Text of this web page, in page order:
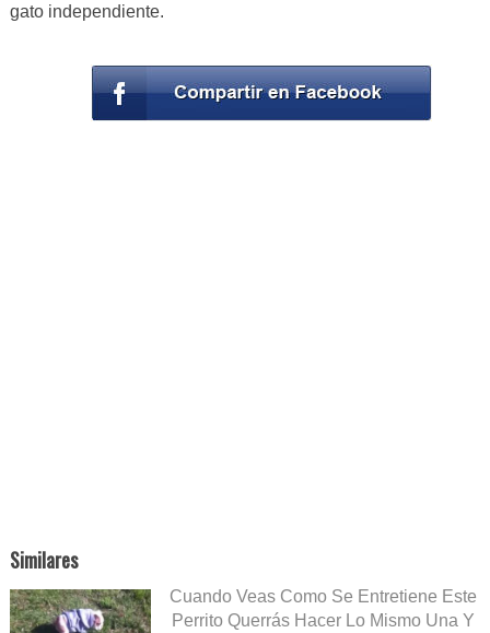
gato independiente.
Similares
Cuando Veas Como Se Entretiene Este
Perrito Querrás Hacer Lo Mismo Una Y